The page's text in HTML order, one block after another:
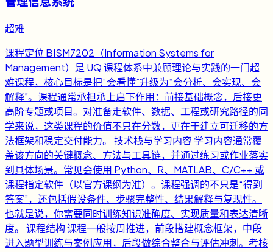
超难
课程定位 BISM7202（Information Systems for
Management）是 UQ 课程体系中兼顾理论与实践的一门超
难课程，核心目标是把“会看懂”升级为“会分析、会实现、会
解释”。课程通常承担承上启下作用：前接基础概念，后接更
高阶专题或项目。对准备走软件、数据、工程或研究路径的同
学来说，这类课程的价值不只在分数，更在于建立可迁移的方
法框架和稳定交付能力。 技术栈与学习内容 学习内容通常覆
盖该方向的关键概念、方法与工具链，并通过练习或作业落实
到具体场景。常见会使用 Python、R、MATLAB、C/C++ 或
课程指定软件（以官方课纲为准）。课程强调的不只是“得到
答案”，还包括假设条件、步骤完整性、结果解释与复现性。
也就是说，你需要同时训练知识准确度、实现质量和表达清晰
度。 课程结构 课程一般按周推进，前段搭建概念框架，中段
进入题型训练与案例应用，后段做综合整合与评估冲刺。考核